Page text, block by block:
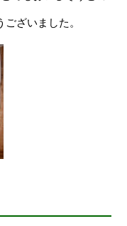
ざいました。